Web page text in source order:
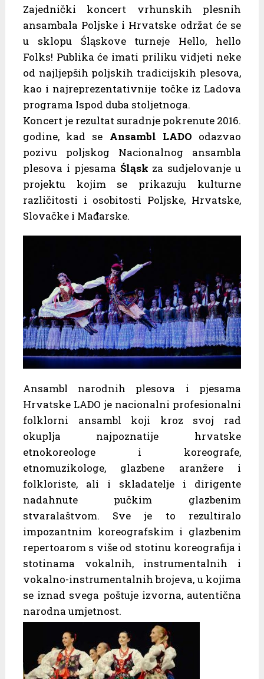
Zajednički koncert vrhunskih plesnih
ansambala Poljske i Hrvatske održat će se
u sklopu Śląskove turneje Hello, hello
Folks! Publika će imati priliku vidjeti neke
od najljepših poljskih tradicijskih plesova,
kao i najreprezentativnije točke iz Ladova
programa Ispod duba stoljetnoga.
Koncert je rezultat suradnje pokrenute 2016.
godine, kad se Ansambl LADO odazvao
pozivu poljskog Nacionalnog ansambla
plesova i pjesama Śląsk za sudjelovanje u
projektu kojim se prikazuju kulturne
različitosti i osobitosti Poljske, Hrvatske,
Slovačke i Mađarske.
Ansambl narodnih plesova i pjesama
Hrvatske LADO je nacionalni profesionalni
folklorni ansambl koji kroz svoj rad
okuplja najpoznatije hrvatske
etnokoreologe i koreografe,
etnomuzikologe, glazbene aranžere i
folkloriste, ali i skladatelje i dirigente
nadahnute pučkim glazbenim
stvaralaštvom. Sve je to rezultiralo
impozantnim koreografskim i glazbenim
repertoarom s više od stotinu koreografija i
stotinama vokalnih, instrumentalnih i
vokalno-instrumentalnih brojeva, u kojima
se iznad svega poštuje izvorna, autentična
narodna umjetnost.